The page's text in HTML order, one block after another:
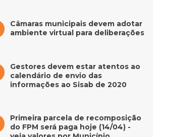
Câmaras municipais devem adotar
ambiente virtual para deliberações
Gestores devem estar atentos ao
calendário de envio das
informações ao Sisab de 2020
Primeira parcela de recomposição
do FPM será paga hoje (14/04) -